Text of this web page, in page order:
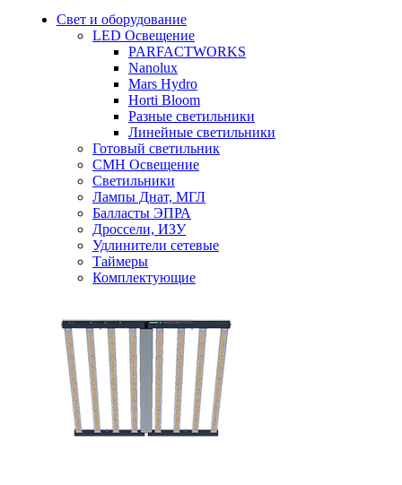
Свет и оборудование
LED Освещение
PARFACTWORKS
Nanolux
Mars Hydro
Horti Bloom
Разные светильники
Линейные светильники
Готовый светильник
CMH Освещение
Светильники
Лампы Днат, МГЛ
Балласты ЭПРА
Дроссели, ИЗУ
Удлинители сетевые
Таймеры
Комплектующие